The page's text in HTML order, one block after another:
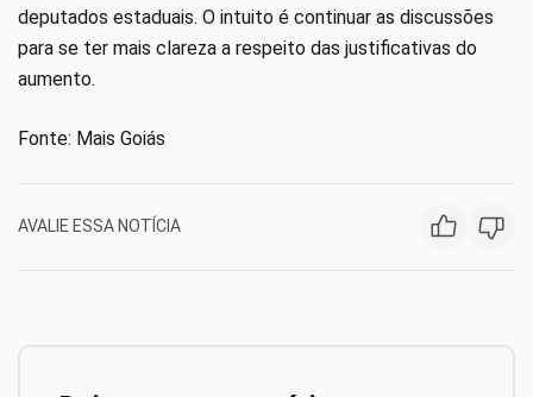
deputados estaduais. O intuito é continuar as discussões
para se ter mais clareza a respeito das justificativas do
aumento.
Fonte: Mais Goiás
AVALIE ESSA NOTÍCIA